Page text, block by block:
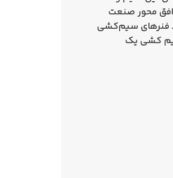
افق محور صنعت
فنرهای سیم‌کشی
کشی یک